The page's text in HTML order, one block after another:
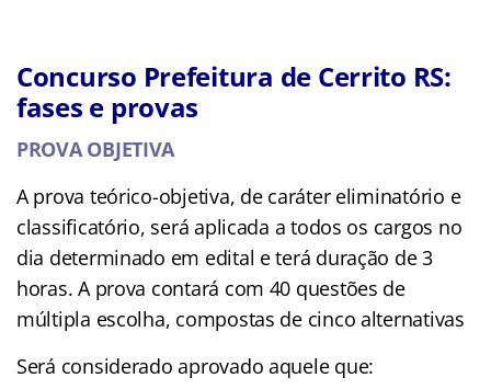
Concurso Prefeitura de Cerrito RS:
fases e provas
PROVA OBJETIVA
A prova teórico-objetiva, de caráter eliminatório e
classificatório, será aplicada a todos os cargos no
dia determinado em edital e terá duração de 3
horas. A prova contará com 40 questões de
múltipla escolha, compostas de cinco alternativas
Será considerado aprovado aquele que: